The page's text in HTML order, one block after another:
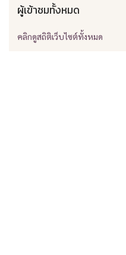
ผู้เข้าชมทั้งหมด
คลิกดูสถิติเว็บไซต์ทั้งหมด